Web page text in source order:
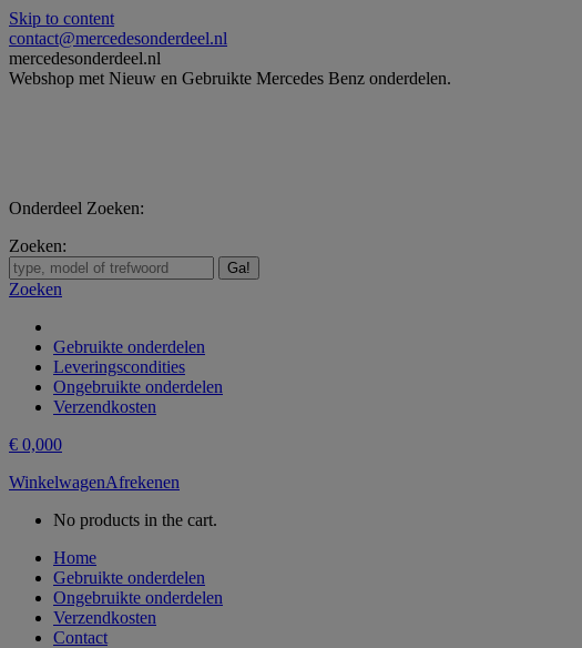
Skip to content
contact@mercedesonderdeel.nl
mercedesonderdeel.nl
Webshop met Nieuw en Gebruikte Mercedes Benz onderdelen.
Onderdeel Zoeken:
Zoeken:
Zoeken
Gebruikte onderdelen
Leveringscondities
Ongebruikte onderdelen
Verzendkosten
€ 0,000
WinkelwagenAfrekenen
No products in the cart.
Home
Gebruikte onderdelen
Ongebruikte onderdelen
Verzendkosten
Contact